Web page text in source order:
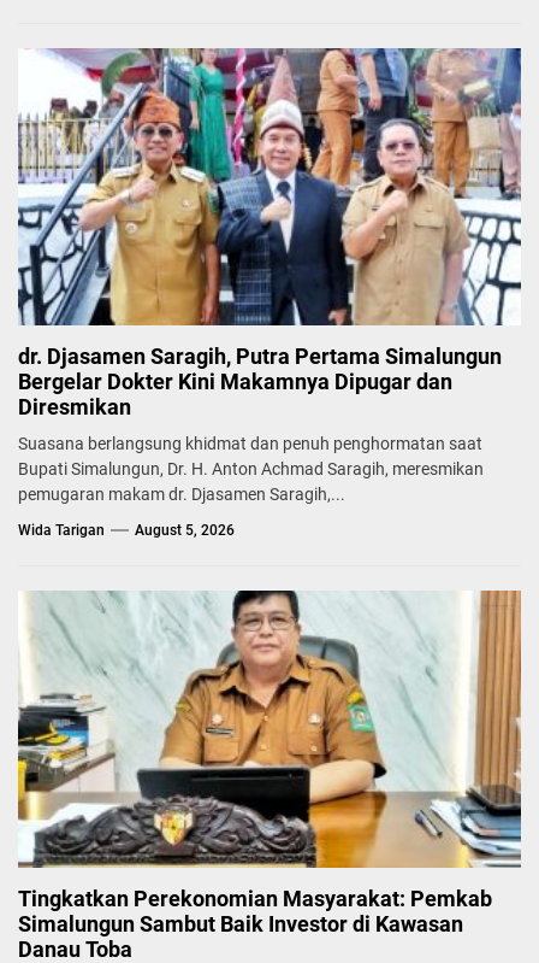
dr. Djasamen Saragih, Putra Pertama Simalungun
Bergelar Dokter Kini Makamnya Dipugar dan
Diresmikan
Suasana berlangsung khidmat dan penuh penghormatan saat
Bupati Simalungun, Dr. H. Anton Achmad Saragih, meresmikan
pemugaran makam dr. Djasamen Saragih,...
Wida Tarigan August 5, 2026
Tingkatkan Perekonomian Masyarakat: Pemkab
Simalungun Sambut Baik Investor di Kawasan
Danau Toba